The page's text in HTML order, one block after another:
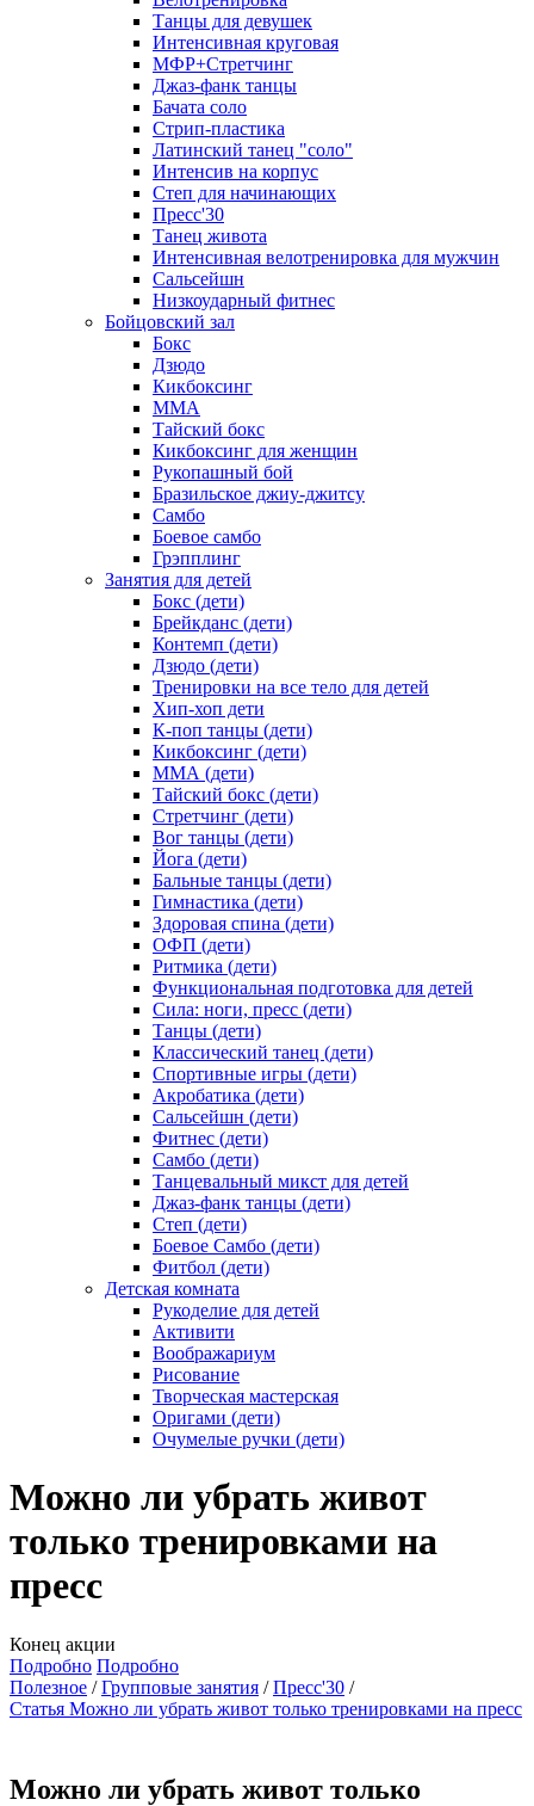
Танцы для девушек
Интенсивная круговая
МФР+Стретчинг
Джаз-фанк танцы
Бачата соло
Стрип-пластика
Латинский танец "соло"
Интенсив на корпус
Степ для начинающих
Пресс'30
Танец живота
Интенсивная велотренировка для мужчин
Сальсейшн
Низкоударный фитнес
Бойцовский зал
Бокс
Дзюдо
Кикбоксинг
MMA
Тайский бокс
Кикбоксинг для женщин
Рукопашный бой
Бразильское джиу-джитсу
Самбо
Боевое самбо
Грэпплинг
Занятия для детей
Бокс (дети)
Брейкданс (дети)
Контемп (дети)
Дзюдо (дети)
Тренировки на все тело для детей
Хип-хоп дети
К-поп танцы (дети)
Кикбоксинг (дети)
ММА (дети)
Тайский бокс (дети)
Стретчинг (дети)
Вог танцы (дети)
Йога (дети)
Бальные танцы (дети)
Гимнастика (дети)
Здоровая спина (дети)
ОФП (дети)
Ритмика (дети)
Функциональная подготовка для детей
Сила: ноги, пресс (дети)
Танцы (дети)
Классический танец (дети)
Спортивные игры (дети)
Акробатика (дети)
Сальсейшн (дети)
Фитнес (дети)
Самбо (дети)
Танцевальный микст для детей
Джаз-фанк танцы (дети)
Степ (дети)
Боевое Самбо (дети)
Фитбол (дети)
Детская комната
Рукоделие для детей
Активити
Воображариум
Рисование
Творческая мастерская
Оригами (дети)
Очумелые ручки (дети)
Можно ли убрать живот
только тренировками на
пресс
Конец акции
Подробно Подробно
Полезное
Групповые занятия
Пресс'30
Статья Можно ли убрать живот только тренировками на пресс
Можно ли убрать живот только